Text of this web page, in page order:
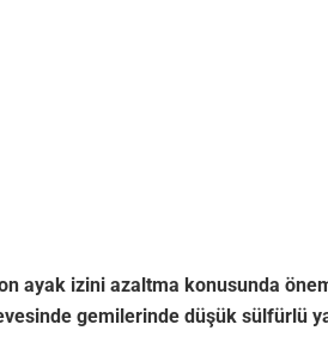
ayak izini azaltma konusunda
gemilerinde düşük sülfürlü